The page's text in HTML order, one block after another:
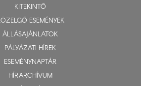
KITEKINTŐ
ESEMÉNYEK
ÁLLÁSAJÁNLATOK
PÁLYÁZATI HÍREK
ESEMÉNYNAPTÁR
HÍRARCHÍVUM